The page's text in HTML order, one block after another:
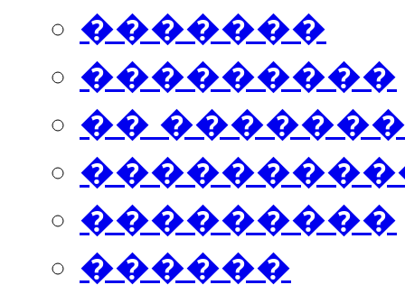
�������
���������
��
���������
������